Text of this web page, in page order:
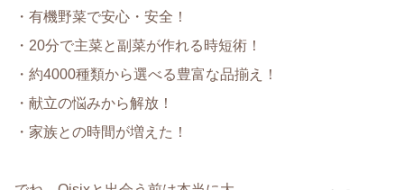
・有機野菜で安心・安全！
・20分で主菜と副菜が作れる時短術！
・約4000種類から選べる豊富な品揃え！
・献立の悩みから解放！
・家族との時間が増えた！